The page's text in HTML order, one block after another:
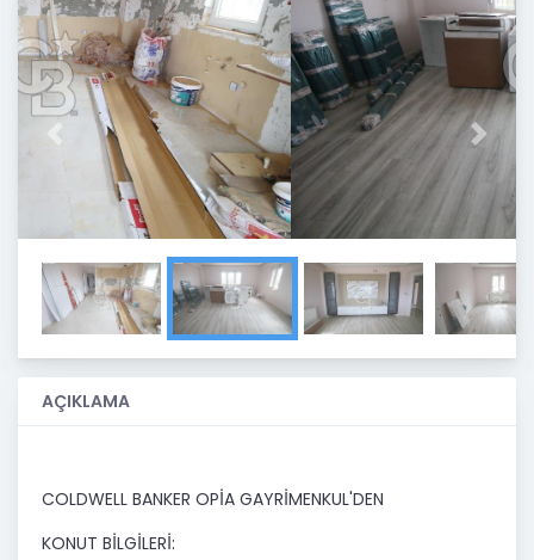
Previous Next
AÇIKLAMA
COLDWELL BANKER OPİA GAYRİMENKUL'DEN
KONUT BİLGİLERİ: